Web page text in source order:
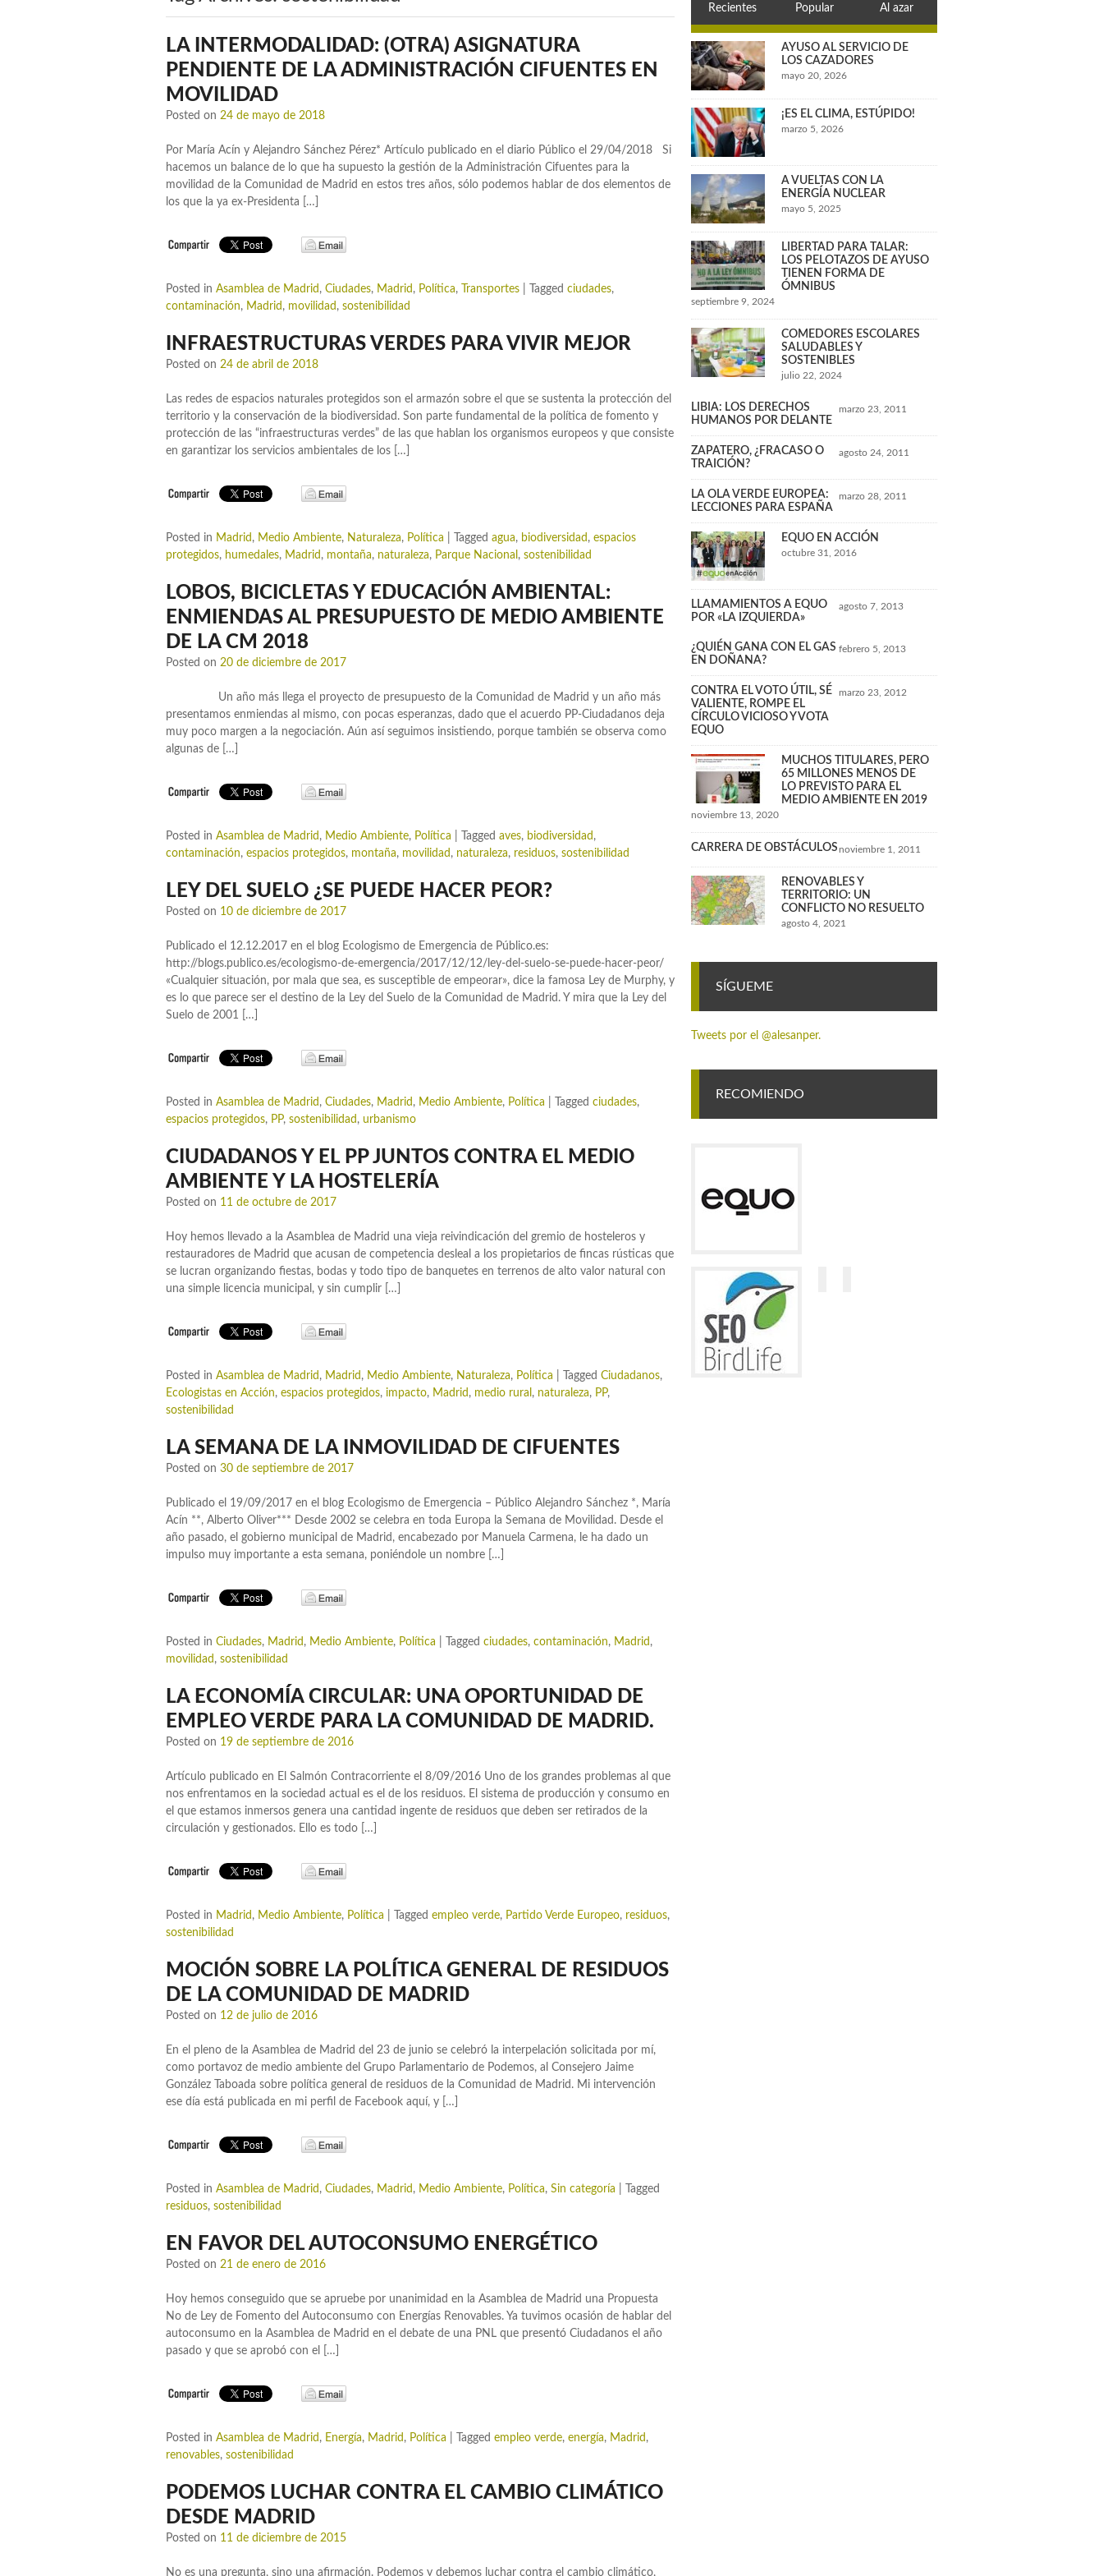
LA INTERMODALIDAD: (OTRA) ASIGNATURA
PENDIENTE DE LA ADMINISTRACIÓN CIFUENTES EN
MOVILIDAD
Posted on 24 de mayo de 2018
Por María Acín y Alejandro Sánchez Pérez* Artículo publicado en el diario Público el 29/04/2018 Si
hacemos un balance de lo que ha supuesto la gestión de la Administración Cifuentes para la
movilidad de la Comunidad de Madrid en estos tres años, sólo podemos hablar de dos elementos de
los que la ya ex-Presidenta […]
Posted in Asamblea de Madrid , Ciudades, Madrid , Política, Transportes Tagged ciudades,
contaminación, Madrid , movilidad , sostenibilidad
INFRAESTRUCTURAS VERDES PARA VIVIR MEJOR
Posted on 24 de abril de 2018
Las redes de espacios naturales protegidos son el armazón sobre el que se sustenta la protección del
territorio y la conservación de la biodiversidad. Son parte fundamental de la política de fomento y
protección de las “infraestructuras verdes” de las que hablan los organismos europeos y que consiste
en garantizar los servicios ambientales de los […]
Posted in Madrid , Medio Ambiente, Naturaleza, Política Tagged agua, biodiversidad , espacios
protegidos, humedales, Madrid , montaña, naturaleza, Parque Nacional , sostenibilidad
LOBOS, BICICLETAS Y EDUCACIÓN AMBIENTAL:
ENMIENDAS AL PRESUPUESTO DE MEDIO AMBIENTE
DE LA CM 2018
Posted on 20 de diciembre de 2017
Un año más llega el proyecto de presupuesto de la Comunidad de Madrid y un año más
presentamos enmiendas al mismo, con pocas esperanzas, dado que el acuerdo PP-Ciudadanos deja
muy poco margen a la negociación. Aún así seguimos insistiendo, porque también se observa como
algunas de […]
Posted in Asamblea de Madrid , Medio Ambiente, Política Tagged aves, biodiversidad ,
contaminación, espacios protegidos, montaña, movilidad , naturaleza, residuos, sostenibilidad
LEY DEL SUELO ¿SE PUEDE HACER PEOR?
Posted on 10 de diciembre de 2017
Publicado el 12.12.2017 en el blog Ecologismo de Emergencia de Público.es:
http://blogs.publico.es/ecologismo-de-emergencia/2017/12/12/ley-del-suelo-se-puede-hacer-peor/
«Cualquier situación, por mala que sea, es susceptible de empeorar», dice la famosa Ley de Murphy, y
es lo que parece ser el destino de la Ley del Suelo de la Comunidad de Madrid. Y mira que la Ley del
Suelo de 2001 […]
Posted in Asamblea de Madrid , Ciudades, Madrid , Medio Ambiente, Política Tagged ciudades,
espacios protegidos, PP, sostenibilidad , urbanismo
CIUDADANOS Y EL PP JUNTOS CONTRA EL MEDIO
AMBIENTE Y LA HOSTELERÍA
Posted on 11 de octubre de 2017
Hoy hemos llevado a la Asamblea de Madrid una vieja reivindicación del gremio de hosteleros y
restauradores de Madrid que acusan de competencia desleal a los propietarios de fincas rústicas que
se lucran organizando fiestas, bodas y todo tipo de banquetes en terrenos de alto valor natural con
una simple licencia municipal, y sin cumplir […]
Posted in Asamblea de Madrid , Madrid , Medio Ambiente, Naturaleza, Política Tagged Ciudadanos,
Ecologistas en Acción, espacios protegidos, impacto, Madrid , medio rural , naturaleza, PP,
sostenibilidad
LA SEMANA DE LA INMOVILIDAD DE CIFUENTES
Posted on 30 de septiembre de 2017
Publicado el 19/09/2017 en el blog Ecologismo de Emergencia – Público Alejandro Sánchez *, María
Acín **, Alberto Oliver*** Desde 2002 se celebra en toda Europa la Semana de Movilidad. Desde el
año pasado, el gobierno municipal de Madrid, encabezado por Manuela Carmena, le ha dado un
impulso muy importante a esta semana, poniéndole un nombre […]
Posted in Ciudades, Madrid , Medio Ambiente, Política Tagged ciudades, contaminación, Madrid ,
movilidad , sostenibilidad
LA ECONOMÍA CIRCULAR: UNA OPORTUNIDAD DE
EMPLEO VERDE PARA LA COMUNIDAD DE MADRID.
Posted on 19 de septiembre de 2016
Artículo publicado en El Salmón Contracorriente el 8/09/2016 Uno de los grandes problemas al que
nos enfrentamos en la sociedad actual es el de los residuos. El sistema de producción y consumo en
el que estamos inmersos genera una cantidad ingente de residuos que deben ser retirados de la
circulación y gestionados. Ello es todo […]
Posted in Madrid , Medio Ambiente, Política Tagged empleo verde, Partido Verde Europeo, residuos,
sostenibilidad
MOCIÓN SOBRE LA POLÍTICA GENERAL DE RESIDUOS
DE LA COMUNIDAD DE MADRID
Posted on 12 de julio de 2016
En el pleno de la Asamblea de Madrid del 23 de junio se celebró la interpelación solicitada por mí,
como portavoz de medio ambiente del Grupo Parlamentario de Podemos, al Consejero Jaime
González Taboada sobre política general de residuos de la Comunidad de Madrid. Mi intervención
ese día está publicada en mi perfil de Facebook aquí, y […]
Posted in Asamblea de Madrid , Ciudades, Madrid , Medio Ambiente, Política, Sin categoría
Tagged
residuos, sostenibilidad
EN FAVOR DEL AUTOCONSUMO ENERGÉTICO
Posted on 21 de enero de 2016
Hoy hemos conseguido que se apruebe por unanimidad en la Asamblea de Madrid una Propuesta
No de Ley de Fomento del Autoconsumo con Energías Renovables. Ya tuvimos ocasión de hablar del
autoconsumo en la Asamblea de Madrid en el debate de una PNL que presentó Ciudadanos el año
pasado y que se aprobó con el […]
Posted in Asamblea de Madrid , Energía, Madrid , Política Tagged empleo verde, energía, Madrid ,
renovables, sostenibilidad
PODEMOS LUCHAR CONTRA EL CAMBIO CLIMÁTICO
DESDE MADRID
Posted on 11 de diciembre de 2015
No es una pregunta, sino una afirmación. Podemos y debemos luchar contra el cambio climático,
Recientes Popular Al azar
AYUSO AL SERVICIO DE
LOS CAZADORES
mayo 20, 2026
¡ES EL CLIMA, ESTÚPIDO!
marzo 5, 2026
A VUELTAS CON LA
ENERGÍA NUCLEAR
mayo 5, 2025
LIBERTAD PARA TALAR:
LOS PELOTAZOS DE AYUSO
TIENEN FORMA DE
ÓMNIBUS
septiembre 9, 2024
COMEDORES ESCOLARES
SALUDABLES Y
SOSTENIBLES
julio 22, 2024
LIBIA: LOS DERECHOS
HUMANOS POR DELANTE
marzo 23, 2011
ZAPATERO, ¿FRACASO O
TRAICIÓN?
agosto 24, 2011
LA OLA VERDE EUROPEA:
LECCIONES PARA ESPAÑA
marzo 28, 2011
EQUO EN ACCIÓN
octubre 31, 2016
LLAMAMIENTOS A EQUO
POR «LA IZQUIERDA»
agosto 7, 2013
¿QUIÉN GANA CON EL GAS
EN DOÑANA?
febrero 5, 2013
CONTRA EL VOTO ÚTIL, SÉ
VALIENTE, ROMPE EL
CÍRCULO VICIOSO Y VOTA
EQUO
marzo 23, 2012
MUCHOS TITULARES, PERO
65 MILLONES MENOS DE
LO PREVISTO PARA EL
MEDIO AMBIENTE EN 2019
noviembre 13, 2020
CARRERA DE OBSTÁCULOSnoviembre 1, 2011
RENOVABLES Y
TERRITORIO: UN
CONFLICTO NO RESUELTO
agosto 4, 2021
SÍGUEME
Tweets por el @alesanper.
RECOMIENDO